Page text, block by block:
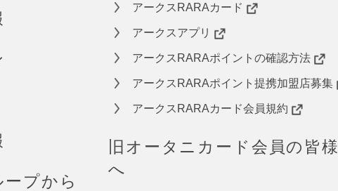
プから
アークスRARAカード
アークスアプリ
アークスRARAポイントの確認方法
アークスRARAポイント提携加盟店募集
アークスRARAカード会員規約
旧オータニカード会員の皆様
へ